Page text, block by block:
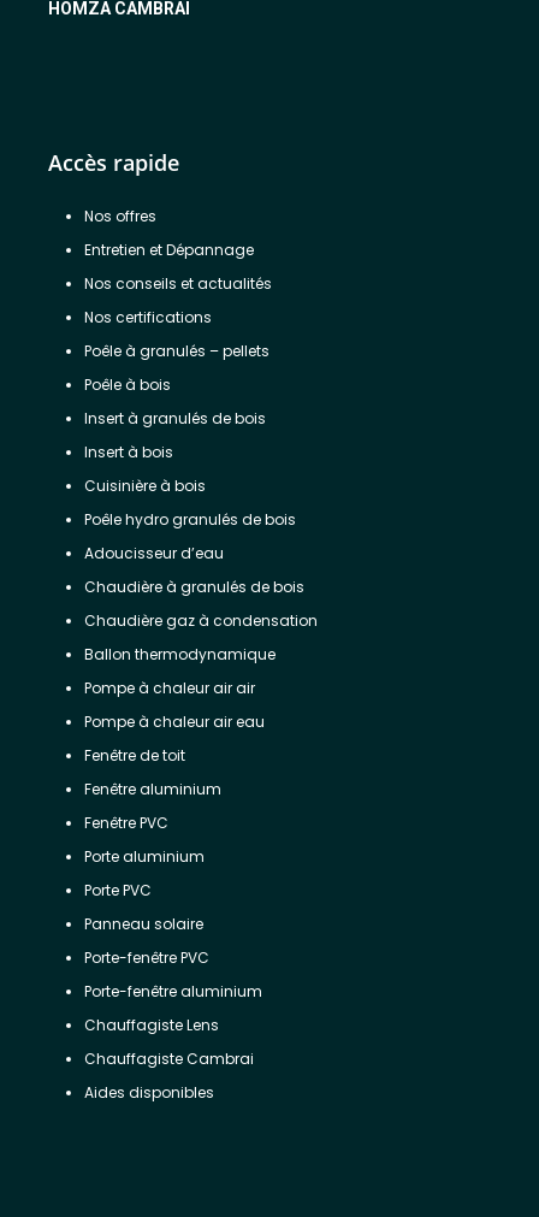
HOMZA CAMBRAI
Accès rapide
Nos offres
Entretien et Dépannage
Nos conseils et actualités
Nos certifications
Poêle à granulés – pellets
Poêle à bois
Insert à granulés de bois
Insert à bois
Cuisinière à bois
Poêle hydro granulés de bois
Adoucisseur d’eau
Chaudière à granulés de bois
Chaudière gaz à condensation
Ballon thermodynamique
Pompe à chaleur air air
Pompe à chaleur air eau
Fenêtre de toit
Fenêtre aluminium
Fenêtre PVC
Porte aluminium
Porte PVC
Panneau solaire
Porte-fenêtre PVC
Porte-fenêtre aluminium
Chauffagiste Lens
Chauffagiste Cambrai
Aides disponibles